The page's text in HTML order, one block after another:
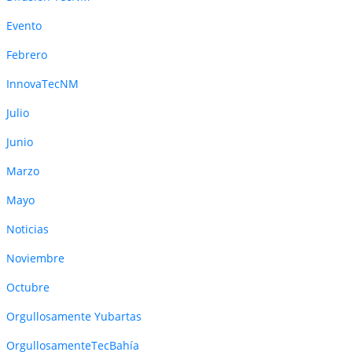
Evento
Febrero
InnovaTecNM
Julio
Junio
Marzo
Mayo
Noticias
Noviembre
Octubre
Orgullosamente Yubartas
OrgullosamenteTecBahía